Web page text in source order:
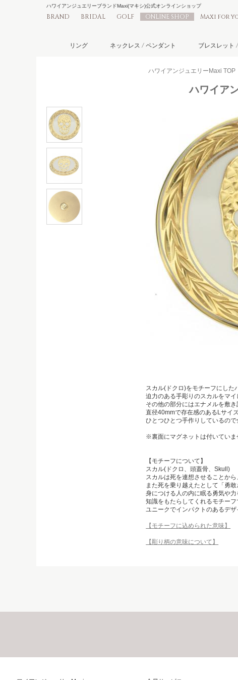
BRAND BRIDAL GOLF ONLINE SHOP Maxi for
ハワイアンジュエリーブランドMaxi(マキシ)公式オンラインショップ
リング ネックレス / ペンダント ブレスレット
ハワイアンジュエリーMaxi TOP
ハワイア
スカル(ドクロ)をモチーフにした
迫力のある手彫りのスカルをマ
その他の部分にはエナメルを敷
直径40mmで存在感のあるLサイズ
ひとつひとつ手作りしているの
※裏面にマグネットは付いていま
【モチーフについて】
スカル(ドクロ、頭蓋骨、Skull)
スカルは死を連想させることか
また死を乗り越えたとして「勇
身につける人の内に眠る勇気や
知識をもたらしてくれるモチーフ
ユニークでインパクトのあるデ
【モチーフに込められた意味】
【彫り柄の意味について】